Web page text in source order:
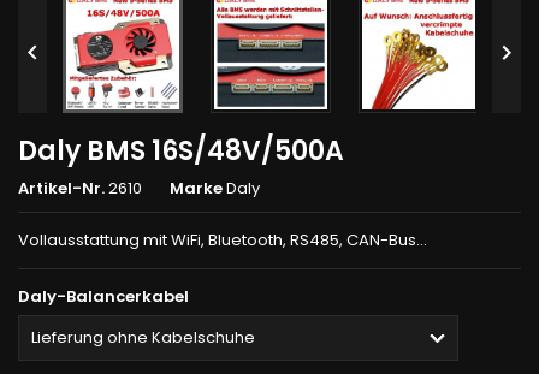
 
Daly BMS 16S/48V/500A
Artikel-Nr.2610 MarkeDaly
Vollausstattung mit WiFi, Bluetooth, RS485, CAN-Bus...
Daly-Balancerkabel